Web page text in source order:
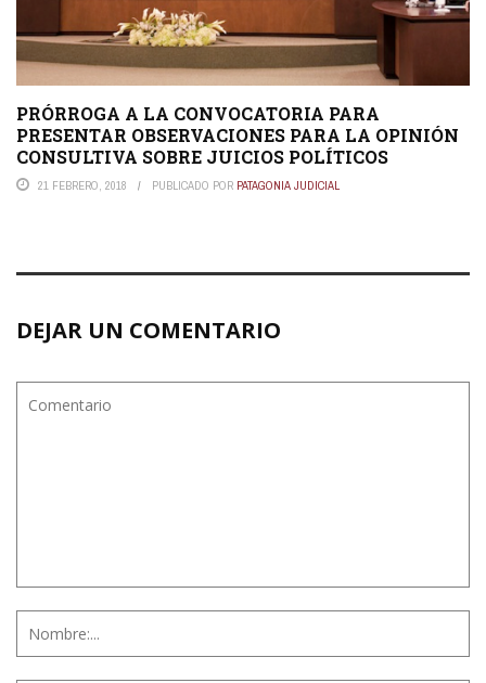
PRÓRROGA A LA CONVOCATORIA PARA
PRESENTAR OBSERVACIONES PARA LA OPINIÓN
CONSULTIVA SOBRE JUICIOS POLÍTICOS
21 FEBRERO, 2018 PUBLICADO POR PATAGONIA JUDICIAL
DEJAR UN COMENTARIO